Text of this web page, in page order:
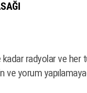
radyolar ve her
ve yorum